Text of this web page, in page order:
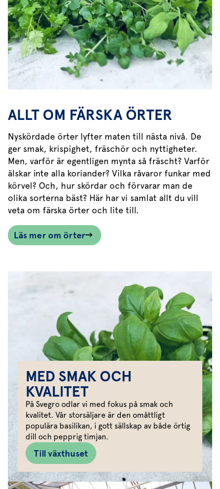
ALLT OM FÄRSKA ÖRTER
Nyskördade örter lyfter maten till nästa nivå. De
ger smak, krispighet, fräschör och nyttigheter.
Men, varför är egentligen mynta så fräscht? Varför
älskar inte alla koriander? Vilka råvaror funkar med
körvel? Och, hur skördar och förvarar man de
olika sorterna bäst? Här har vi samlat allt du vill
veta om färska örter och lite till.
Läs mer om örter
MED SMAK OCH
KVALITET
På Svegro odlar vi med fokus på smak och
kvalitet. Vår storsäljare är den omåttligt
populära basilikan, i gott sällskap av både örtig
dill och pepprig timjan.
Till växthuset